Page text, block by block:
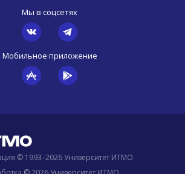
Мы в соцсетях
Мобильное приложение
© 1993–2026 Университет ИТМО